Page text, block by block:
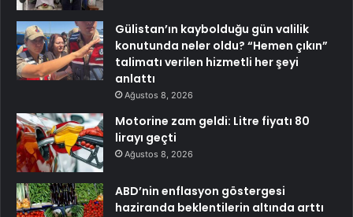
Gülistan’ın kaybolduğu gün valilik
konutunda neler oldu? “Hemen çıkın”
talimatı verilen hizmetli her şeyi
anlattı
Ağustos 8, 2026
Motorine zam geldi: Litre fiyatı 80
lirayı geçti
Ağustos 8, 2026
ABD’nin enflasyon göstergesi
haziranda beklentilerin altında arttı